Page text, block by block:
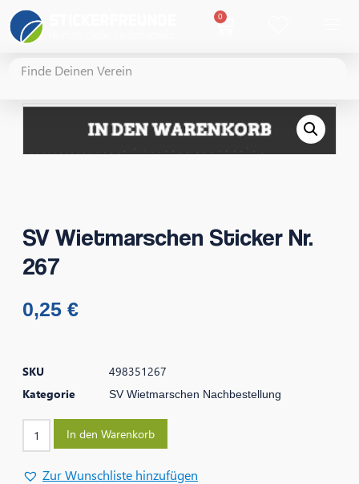
0
SV Wietmarschen Sticker Nr.
267
0,25 €
SKU
498351267
Kategorie
SV Wietmarschen Nachbestellung
In den Warenkorb
Zur Wunschliste hinzufügen